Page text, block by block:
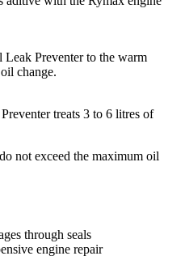
Preventer to the warm
change.
treats 3 to 6 litres of
not exceed the maximum oil
through seals
engine repair